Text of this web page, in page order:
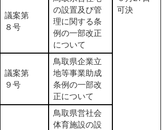
可決
議案第
８号
の設置及び管
理に関する条
例の一部改正
について
議案第
９号
鳥取県企業立
地等事業助成
条例の一部改
正について
鳥取県営社会
体育施設の設